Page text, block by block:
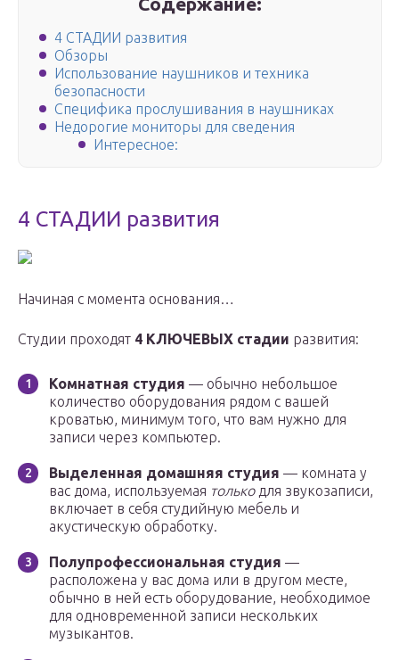
4 СТАДИИ развития
Обзоры
Использование наушников и техника
безопасности
Специфика прослушивания в наушниках
Недорогие мониторы для сведения
Интересное:
4 СТАДИИ развития
Начиная с момента основания…
Студии проходят 4 КЛЮЧЕВЫХ стадии развития:
Комнатная студия — обычно небольшое
количество оборудования рядом с вашей
кроватью, минимум того, что вам нужно для
записи через компьютер.
Выделенная домашняя студия — комната у
вас дома, используемая толькодля звукозаписи,
включает в себя студийную мебель и
акустическую обработку.
Полупрофессиональная студия —
расположена у вас дома или в другом месте,
обычно в ней есть оборудование, необходимое
для одновременной записи нескольких
музыкантов.